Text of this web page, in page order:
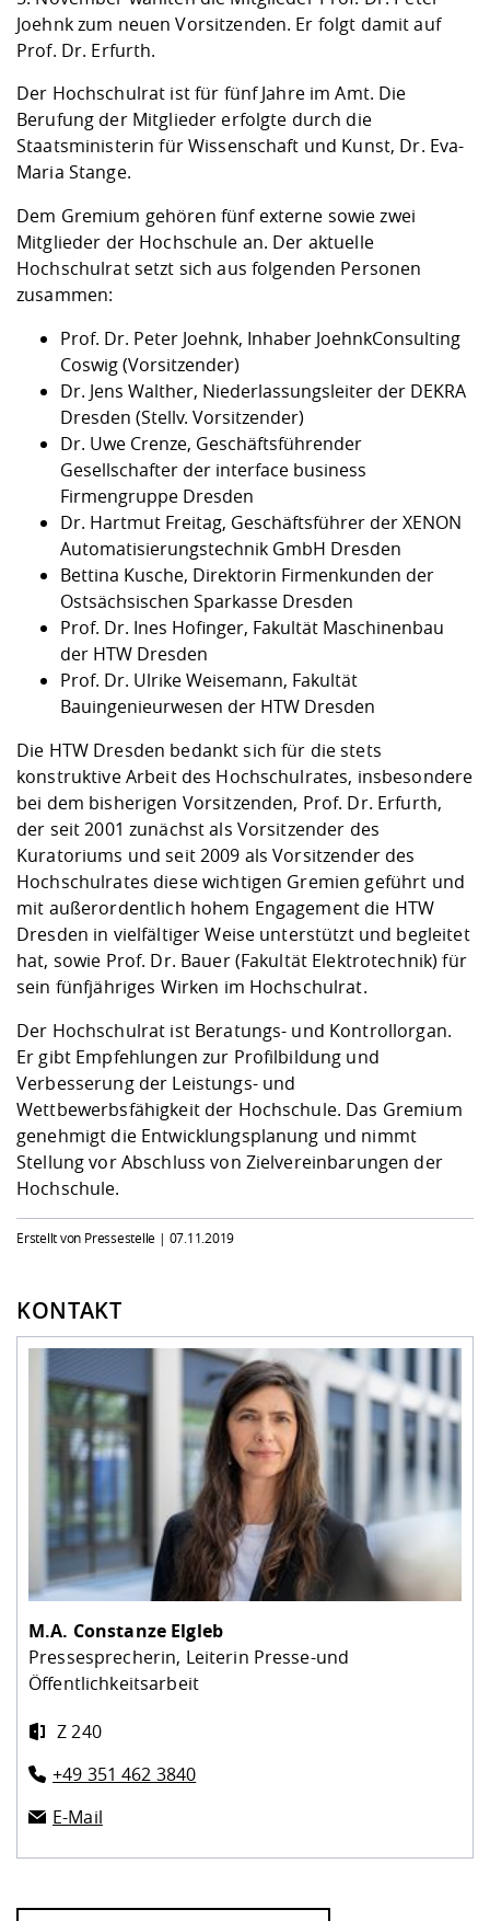
Checkliste zum
Digitales Lernen
Fremdsprachen
Angebote der
Arbeit
Career Service
Weiterbilden im
Internationale
Gründung und
Förderverein
Informatik/
Landbau/
Angebote für Unternehmen
Kontakt und Anfahrt
Qualitätssicherung
Joehnk zum neuen Vorsitzenden. Er folgt damit auf
Prof. Dr. Erfurth.
Der Hochschulrat ist für fünf Jahre im Amt. Die
Berufung der Mitglieder erfolgte durch die
Staatsministerin für Wissenschaft und Kunst, Dr. Eva-
Maria Stange.
Dem Gremium gehören fünf externe sowie zwei
Mitglieder der Hochschule an. Der aktuelle
Hochschulrat setzt sich aus folgenden Personen
zusammen:
Prof. Dr. Peter Joehnk, Inhaber JoehnkConsulting
Coswig (Vorsitzender)
Dr. Jens Walther, Niederlassungsleiter der DEKRA
Dresden (Stellv. Vorsitzender)
Dr. Uwe Crenze, Geschäftsführender
Gesellschafter der interface business
Firmengruppe Dresden
Dr. Hartmut Freitag, Geschäftsführer der XENON
Automatisierungstechnik GmbH Dresden
Bettina Kusche, Direktorin Firmenkunden der
Ostsächsischen Sparkasse Dresden
Prof. Dr. Ines Hofinger, Fakultät Maschinenbau
der HTW Dresden
Prof. Dr. Ulrike Weisemann, Fakultät
Bauingenieurwesen der HTW Dresden
Die HTW Dresden bedankt sich für die stets
konstruktive Arbeit des Hochschulrates, insbesondere
bei dem bisherigen Vorsitzenden, Prof. Dr. Erfurth,
der seit 2001 zunächst als Vorsitzender des
Kuratoriums und seit 2009 als Vorsitzender des
Hochschulrates diese wichtigen Gremien geführt und
mit außerordentlich hohem Engagement die HTW
Dresden in vielfältiger Weise unterstützt und begleitet
hat, sowie Prof. Dr. Bauer (Fakultät Elektrotechnik) für
sein fünfjähriges Wirken im Hochschulrat.
Der Hochschulrat ist Beratungs- und Kontrollorgan.
Er gibt Empfehlungen zur Profilbildung und
Verbesserung der Leistungs- und
Wettbewerbsfähigkeit der Hochschule. Das Gremium
genehmigt die Entwicklungsplanung und nimmt
Stellung vor Abschluss von Zielvereinbarungen der
Hochschule.
Erstellt von Pressestelle | 07.11.2019
KONTAKT
M.A. Constanze Elgleb
Pressesprecherin, Leiterin Presse-und
Öffentlichkeitsarbeit
Z 240
+49 351 462 3840
E-Mail